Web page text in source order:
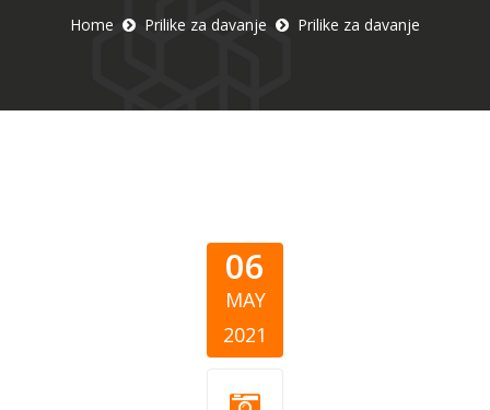
Home Prilike za davanje Prilike za davanje
06
MAY
2021